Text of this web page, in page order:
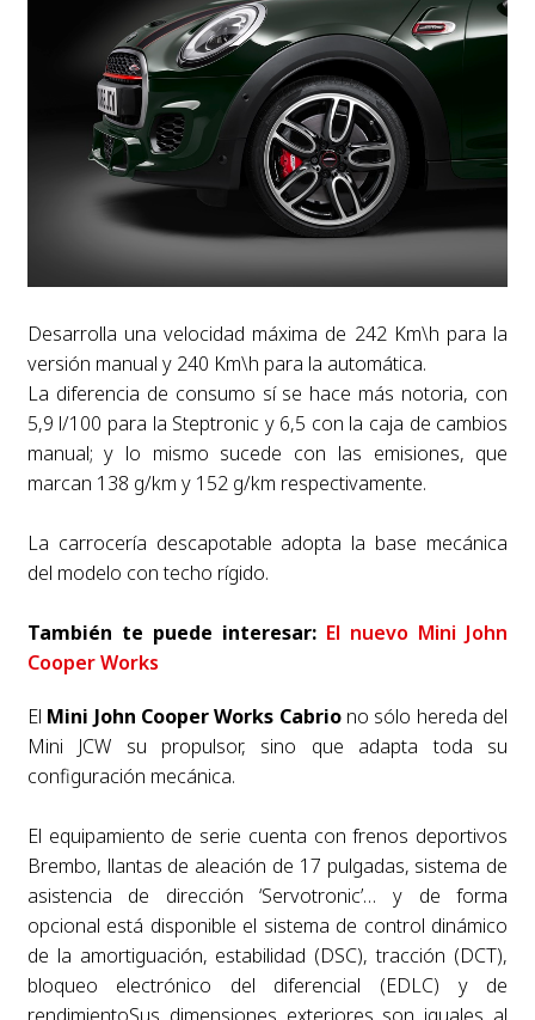
Desarrolla una velocidad máxima de 242 Km\h para la
versión manual y 240 Km\h para la automática.
La diferencia de consumo sí se hace más notoria, con
5,9 l/100 para la Steptronic y 6,5 con la caja de cambios
manual; y lo mismo sucede con las emisiones, que
marcan 138 g/km y 152 g/km respectivamente.
La carrocería descapotable adopta la base mecánica
del modelo con techo rígido.
También te puede interesar: El nuevo Mini John
Cooper Works
El Mini John Cooper Works Cabriono sólo hereda del
Mini JCW su propulsor, sino que adapta toda su
configuración mecánica.
El equipamiento de serie cuenta con frenos deportivos
Brembo, llantas de aleación de 17 pulgadas, sistema de
asistencia de dirección ‘Servotronic’… y de forma
opcional está disponible el sistema de control dinámico
de la amortiguación, estabilidad (DSC), tracción (DCT),
bloqueo electrónico del diferencial (EDLC) y de